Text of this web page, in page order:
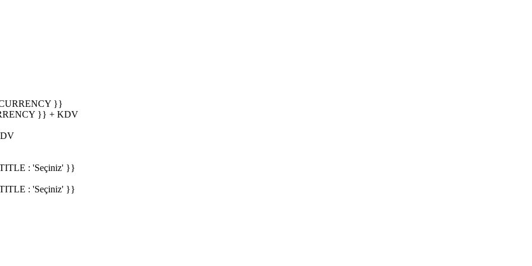
}}
}} + KDV
: 'Seçiniz' }}
: 'Seçiniz' }}